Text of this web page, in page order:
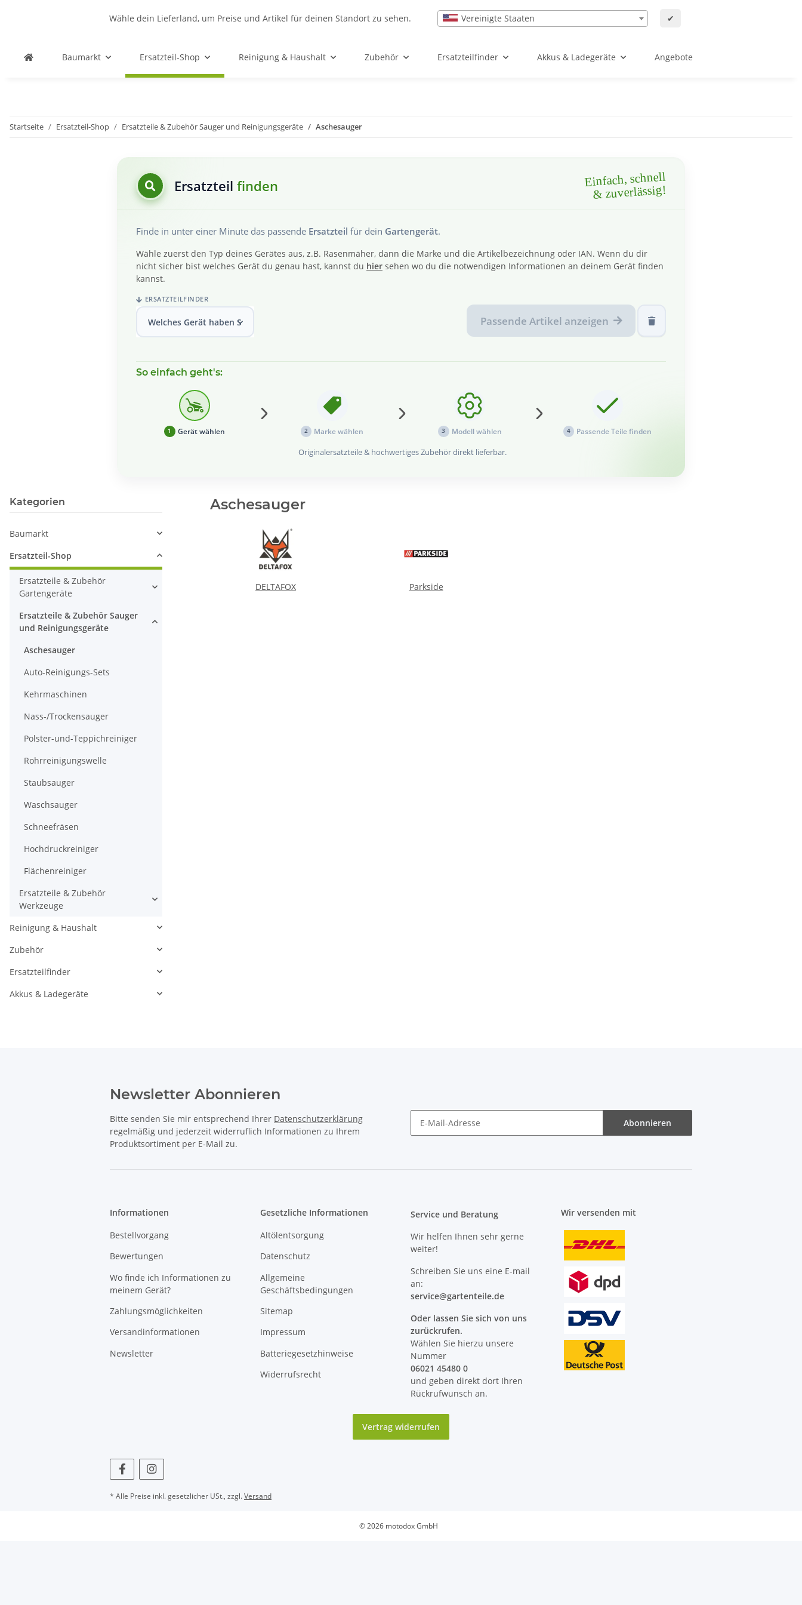
Wähle dein Lieferland, um Preise und Artikel für deinen Standort zu sehen. Vereinigte Staaten ✔
Baumarkt Ersatzteil-Shop Reinigung & Haushalt Zubehör Ersatzteilfinder Akkus & Ladegeräte Angebote
Startseite Ersatzteil-Shop Ersatzteile & Zubehör Sauger und Reinigungsgeräte Aschesauger
Ersatzteil finden Einfach, schnell
& zuverlässig!
Finde in unter einer Minute das passende Ersatzteil für dein Gartengerät.
Wähle zuerst den Typ deines Gerätes aus, z.B. Rasenmäher, dann die Marke und die Artikelbezeichnung oder IAN. Wenn du dir
nicht sicher bist welches Gerät du genau hast, kannst du hier sehen wo du die notwendigen Informationen an deinem Gerät finden
kannst.
ERSATZTEILFINDER
Welches Gerät haben Sie? Passende Artikel anzeigen
So einfach geht's:
1 Gerät wählen 2 Marke wählen 3 Modell wählen 4 Passende Teile finden
Originalersatzteile & hochwertiges Zubehör direkt lieferbar.
Aschesauger
DELTAFOX Parkside
Kategorien
Baumarkt
Ersatzteil-Shop
Ersatzteile & Zubehör
Gartengeräte
Ersatzteile & Zubehör Sauger
und Reinigungsgeräte
Aschesauger
Auto-Reinigungs-Sets
Kehrmaschinen
Nass-/Trockensauger
Polster-und-Teppichreiniger
Rohrreinigungswelle
Staubsauger
Waschsauger
Schneefräsen
Hochdruckreiniger
Flächenreiniger
Ersatzteile & Zubehör
Werkzeuge
Reinigung & Haushalt
Zubehör
Ersatzteilfinder
Akkus & Ladegeräte
Newsletter Abonnieren
Bitte senden Sie mir entsprechend Ihrer Datenschutzerklärung
regelmäßig und jederzeit widerruflich Informationen zu Ihrem
Produktsortiment per E-Mail zu.
Abonnieren
Informationen
Bestellvorgang
Bewertungen
Wo finde ich Informationen zu
meinem Gerät?
Zahlungsmöglichkeiten
Versandinformationen
Newsletter
Gesetzliche Informationen
Altölentsorgung
Datenschutz
Allgemeine
Geschäftsbedingungen
Sitemap
Impressum
Batteriegesetzhinweise
Widerrufsrecht
Service und Beratung
Wir helfen Ihnen sehr gerne
weiter!
Schreiben Sie uns eine E-mail
an:
service@gartenteile.de
Oder lassen Sie sich von uns
zurückrufen.
Wählen Sie hierzu unsere
Nummer
06021 45480 0
und geben direkt dort Ihren
Rückrufwunsch an.
Wir versenden mit
Vertrag widerrufen
* Alle Preise inkl. gesetzlicher USt., zzgl.Versand
© 2026 motodox GmbH